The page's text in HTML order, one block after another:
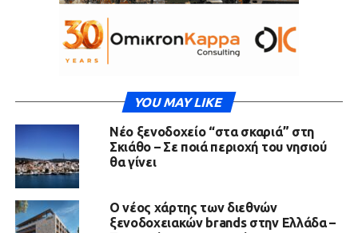
YOU MAY LIKE
Νέο ξενοδοχείο “στα σκαριά” στη
Σκιάθο – Σε ποιά περιοχή του νησιού
θα γίνει
Ο νέος χάρτης των διεθνών
ξενοδοχειακών brands στην Ελλάδα –